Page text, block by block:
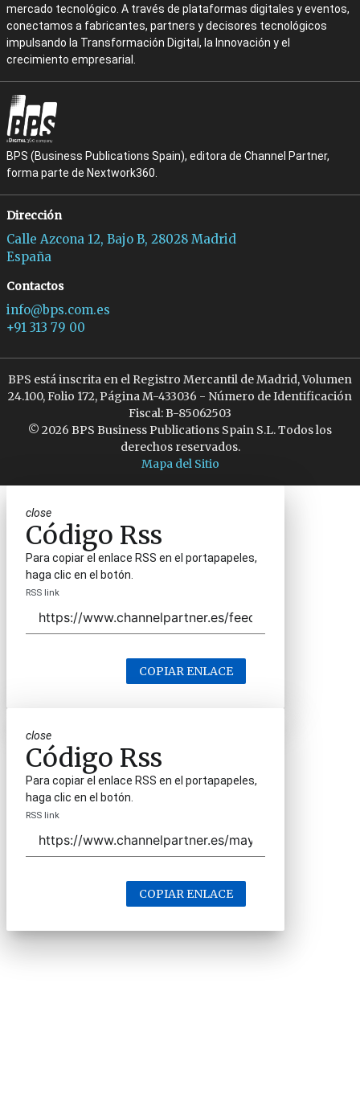
mercado tecnológico. A través de plataformas digitales y eventos,
conectamos a fabricantes, partners y decisores tecnológicos
impulsando la Transformación Digital, la Innovación y el
crecimiento empresarial.
BPS (Business Publications Spain), editora de Channel Partner,
forma parte de Nextwork360.
Dirección
Calle Azcona 12, Bajo B, 28028 Madrid
España
Contactos
info@bps.com.es
+91 313 79 00
BPS está inscrita en el Registro Mercantil de Madrid, Volumen
24.100, Folio 172, Página M-433036 - Número de Identificación
Fiscal: B-85062503
© 2026 BPS Business Publications Spain S.L. Todos los
derechos reservados.
Mapa del Sitio
close
Código Rss
Para copiar el enlace RSS en el portapapeles,
haga clic en el botón.
RSS link
COPIAR ENLACE
close
Código Rss
Para copiar el enlace RSS en el portapapeles,
haga clic en el botón.
RSS link
COPIAR ENLACE